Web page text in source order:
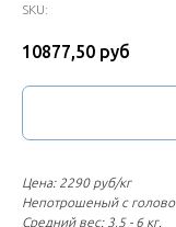
SKU:
10877,50 руб
Цена: 2290 руб/кг
Непотрошеный с
Средний вес: 3,5 - 6 кг.